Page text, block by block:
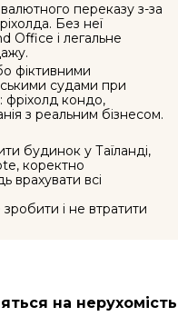
переказу з-за
Без неї
Office і легальне
фіктивними
судами при
фріхолд кондо,
з реальним бізнесом.
будинок у Таїланді,
коректно
врахувати всі
і не втратити
на нерухомість